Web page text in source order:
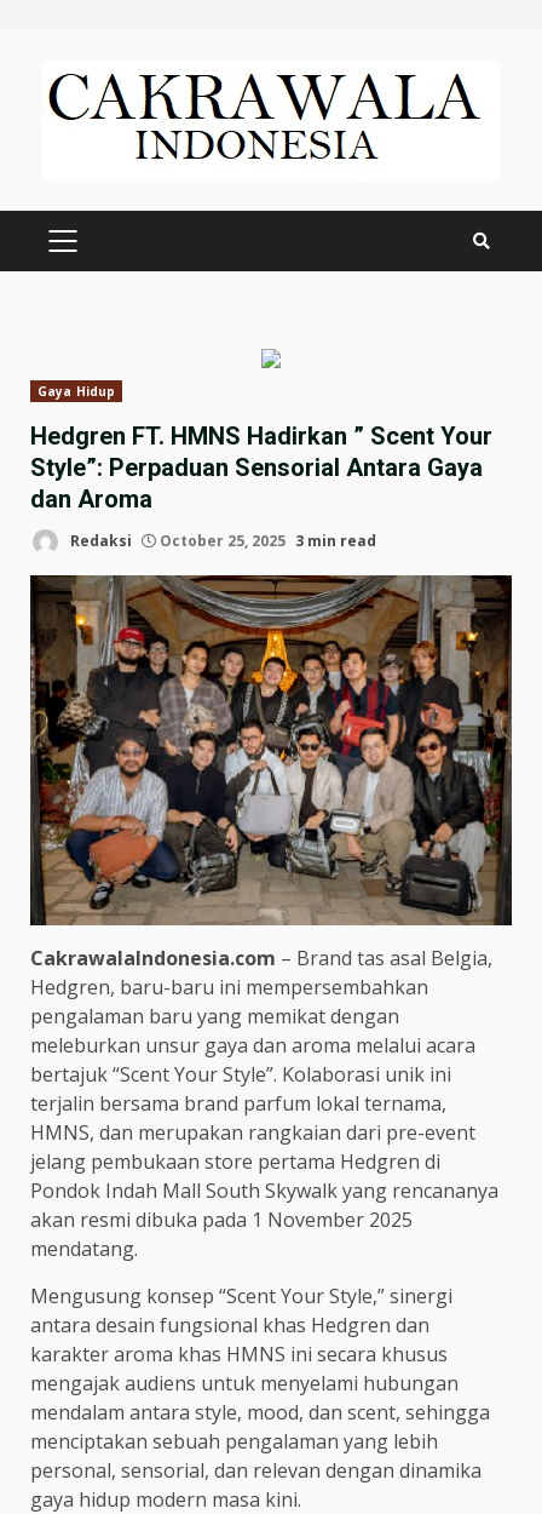
content
PRIMARY
Gaya Hidup
Hedgren FT. HMNS Hadirkan ” Scent Your
Style”: Perpaduan Sensorial Antara Gaya
dan Aroma
Redaksi October 25, 2025 3 min read
CakrawalaIndonesia.com – Brand tas asal Belgia,
Hedgren, baru-baru ini mempersembahkan
pengalaman baru yang memikat dengan
meleburkan unsur gaya dan aroma melalui acara
bertajuk “Scent Your Style”. Kolaborasi unik ini
terjalin bersama brand parfum lokal ternama,
HMNS, dan merupakan rangkaian dari pre-event
jelang pembukaan store pertama Hedgren di
Pondok Indah Mall South Skywalk yang rencananya
akan resmi dibuka pada 1 November 2025
mendatang.
Mengusung konsep “Scent Your Style,” sinergi
antara desain fungsional khas Hedgren dan
karakter aroma khas HMNS ini secara khusus
mengajak audiens untuk menyelami hubungan
mendalam antara style, mood, dan scent, sehingga
menciptakan sebuah pengalaman yang lebih
personal, sensorial, dan relevan dengan dinamika
gaya hidup modern masa kini.